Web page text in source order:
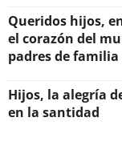
Queridos hijos,
el corazón del
padres de familia
Hijos, la alegría
en la santidad